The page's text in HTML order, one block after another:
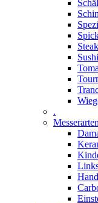
.
Messerarten